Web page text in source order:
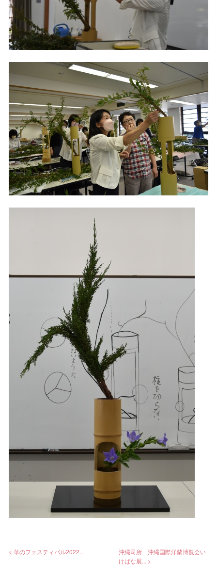
< 華のフェスティバル2022...
沖縄司所 沖縄国際洋蘭博覧会い
けばな展... >